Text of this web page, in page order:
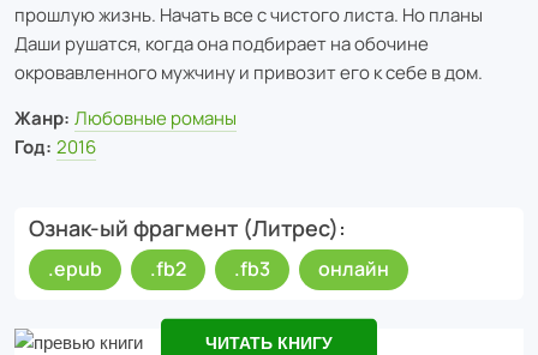
прошлую жизнь. Начать все с чистого листа. Но планы
Даши рушатся, когда она подбирает на обочине
окровавленного мужчину и привозит его к себе в дом.
Жанр: Любовные романы
Год: 2016
Ознак-ый фрагмент (Литрес)
.epub .fb2 .fb3 онлайн
ЧИТАТЬ КНИГУ